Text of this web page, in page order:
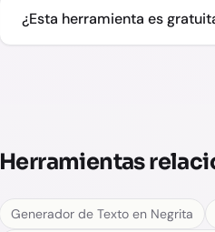
¿Esta herramienta es
Herramientas
Generador de Texto en Negrita